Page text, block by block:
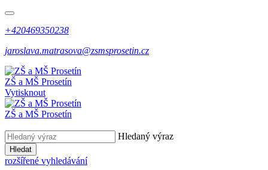
+420469350238
jaroslava.matrasova@zsmsprosetin.cz
ZŠ a MŠ Prosetín
Vytisknout
ZŠ a MŠ Prosetín
Hledaný výraz
Hledat
rozšířené vyhledávání